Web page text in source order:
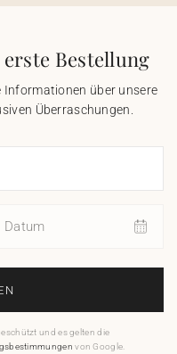
Bestellung
Informationen über unsere
Überraschungen.
Datum
und es gelten die
von Google.